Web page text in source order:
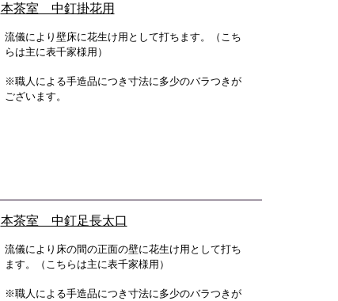
本茶室 中釘掛花用
流儀により壁床に花生け用として打ちます。（こち
らは主に表千家様用）
※職人による手造品につき寸法に多少のバラつきが
ございます。
本茶室 中釘足長太口
流儀により床の間の正面の壁に花生け用として打ち
ます。（こちらは主に表千家様用）
※職人による手造品につき寸法に多少のバラつきが